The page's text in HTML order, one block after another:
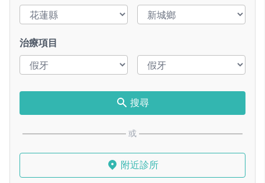
治療項目
搜尋
或
附近診所